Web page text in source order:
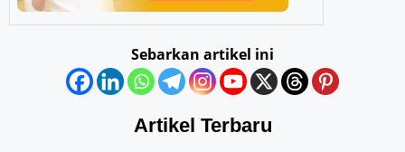
Sebarkan artikel ini
Artikel Terbaru